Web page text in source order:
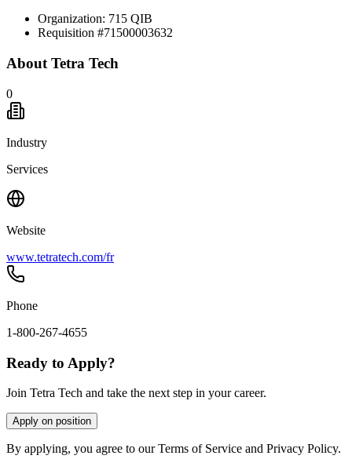
Organization: 715 QIB
Requisition #71500003632
About Tetra Tech
0
Industry
Services
Website
www.tetratech.com/fr
Phone
1-800-267-4655
Ready to Apply?
Join Tetra Tech and take the next step in your career.
Apply on position
By applying, you agree to our Terms of Service and Privacy Policy.